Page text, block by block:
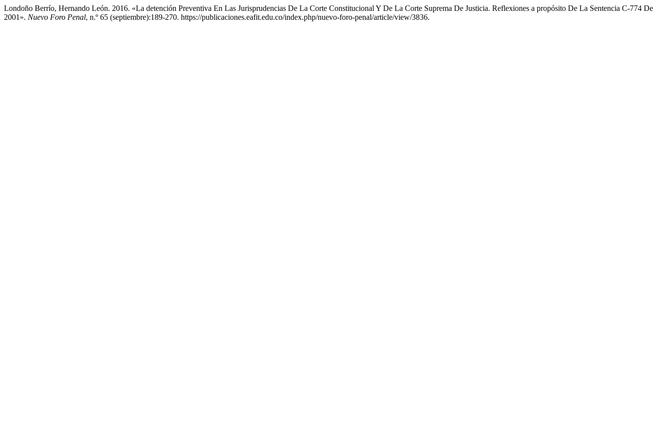
Londoño Berrío, Hernando León. 2016. «La detención Preventiva En Las Jurisprudencias De La Corte Constitucional Y De La Corte Suprema De Justicia. Reflexiones a propósito De La Sentencia C-774 De
2001». Nuevo Foro Penal, n.º 65 (septiembre):189-270. https://publicaciones.eafit.edu.co/index.php/nuevo-foro-penal/article/view/3836.